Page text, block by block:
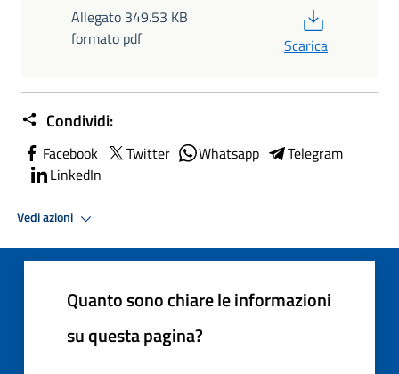
Allegato 349.53 KB
formato pdf
Scarica
Condividi:
Facebook Twitter Whatsapp
Telegram
LinkedIn
Vedi azioni
Quanto sono chiare le informazioni
su questa pagina?